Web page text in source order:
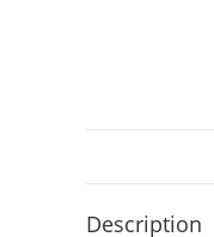
Description